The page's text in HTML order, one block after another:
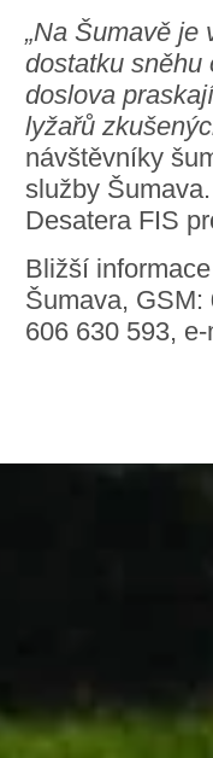
„Na Šumavě je
dostatku sněhu
doslova
lyžařů
návštěvníky
služby
Desatera FIS
Bližší
Šumava, GSM:
606 630 593,